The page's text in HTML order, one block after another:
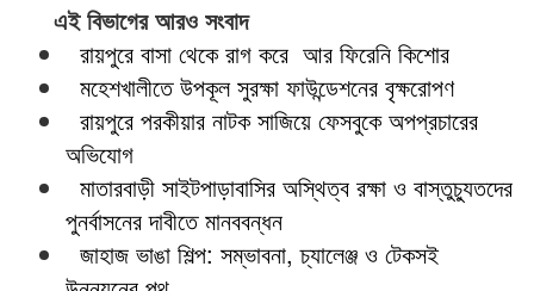
এই বিভাগের আরও সংবাদ
রায়পুরে বাসা থেকে রাগ করে আর ফিরেনি কিশোর
মহেশখালীতে উপকূল সুরক্ষা ফাউন্ডেশনের বৃক্ষরোপণ
রায়পুরে পরকীয়ার নাটক সাজিয়ে ফেসবুকে অপপ্রচারের
অভিযোগ
মাতারবাড়ী সাইটপাড়াবাসির অস্থিত্ব রক্ষা ও বাস্তুচ্যুতদের
পুনর্বাসনের দাবীতে মানববন্ধন
জাহাজ ভাঙা শিল্প: সম্ভাবনা, চ্যালেঞ্জ ও টেকসই